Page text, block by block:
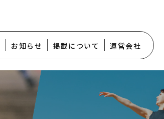
お知らせ 掲載について 運営会社